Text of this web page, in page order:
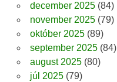
december 2025(84)
november 2025(79)
október 2025(89)
september 2025(84)
august 2025(80)
júl 2025(79)